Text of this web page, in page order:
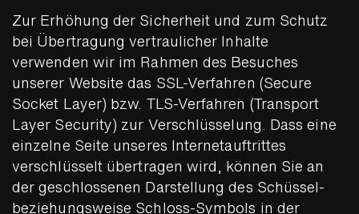
Zur Erhöhung der Sicherheit und zum Schutz
bei Übertragung vertraulicher Inhalte
verwenden wir im Rahmen des Besuches
unserer Website das SSL-Verfahren (Secure
Socket Layer) bzw. TLS-Verfahren (Transport
Layer Security) zur Verschlüsselung. Dass eine
einzelne Seite unseres Internetauftrittes
verschlüsselt übertragen wird, können Sie an
der geschlossenen Darstellung des Schüssel-
beziehungsweise Schloss-Symbols in der